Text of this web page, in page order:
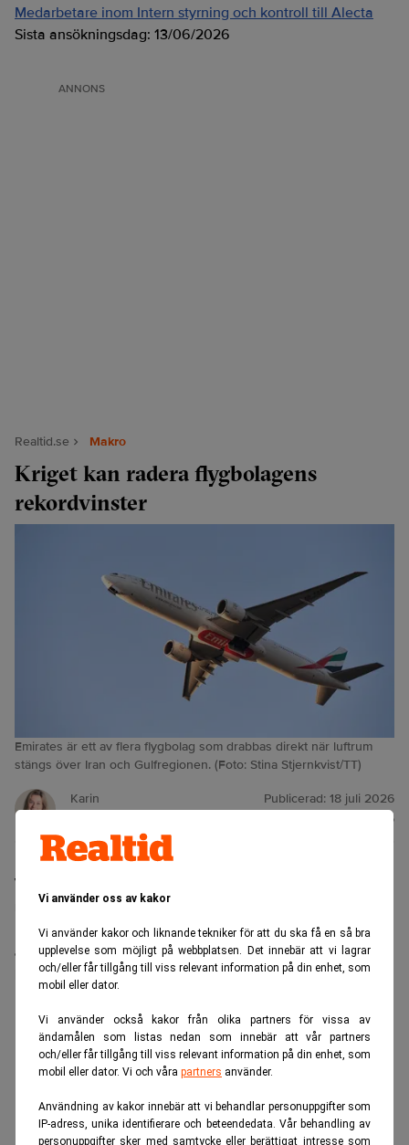
Vi använder oss av kakor
Vi använder kakor och liknande tekniker för att du ska få en så bra
upplevelse som möjligt på webbplatsen. Det innebär att vi lagrar
och/eller får tillgång till viss relevant information på din enhet, som
mobil eller dator.
Vi använder också kakor från olika partners för vissa av
ändamålen som listas nedan som innebär att vår partners
och/eller får tillgång till viss relevant information på din enhet, som
mobil eller dator. Vi och våra partners använder.
Användning av kakor innebär att vi behandlar personuppgifter som
IP-adress, unika identifierare och beteendedata. Vår behandling av
personuppgifter sker med samtycke eller berättigat intresse som
Medarbetare inom Intern styrning och kontroll till Alecta
Sista ansökningsdag: 13/06/2026
ANNONS
Realtid.se Makro
Kriget kan radera flygbolagens
rekordvinster
Emirates är ett av flera flygbolag som drabbas direkt när luftrum
stängs över Iran och Gulfregionen. (Foto: Stina Stjernkvist/TT)
Karin
Publicerad: 18 juli 2026
18 juli 2026
Världens nio mest lönsamma flygbolag redovisade
rekordvinster – innan
Iranstängde luftrum och slog direkt mot de rutter de
är beroende av. Skulle siffrorna presenteras i dag
hade bildentroligen varit helt annorlunda.